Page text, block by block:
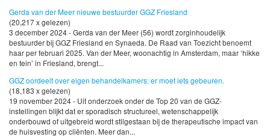
Gerda van der Meer nieuwe bestuurder GGZ Friesland
(20,217 x gelezen)
3 december 2024 - Gerda van der Meer (56) wordt zorginhoudelijk
bestuurder bij GGZ Friesland en Synaeda. De Raad van Toezicht benoemt
haar per februari 2025. Van der Meer, woonachtig in Amsterdam, maar ‘hikke
en tein’ in Friesland, brengt...
GGZ oordeelt over eigen behandelkamers: er moet iets gebeuren.
(18,183 x gelezen)
19 november 2024 - Uit onderzoek onder de Top 20 van de GGZ-
instellingen blijkt dat er sporadisch structureel, wetenschappelijk
onderbouwd of uitgebreid wordt stilgestaan bij de therapeutische impact van
de huisvesting op cliënten. Meer dan...